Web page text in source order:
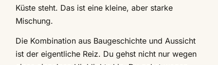
Küste steht. Das ist eine kleine, aber starke
Mischung.
Die Kombination aus Baugeschichte und Aussicht
ist der eigentliche Reiz. Du gehst nicht nur wegen